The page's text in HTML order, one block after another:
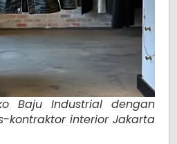
Baju Industrial dengan
kontraktor interior Jakarta